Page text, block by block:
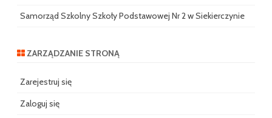
Samorząd Szkolny Szkoły Podstawowej Nr 2 w Siekierczynie
ZARZĄDZANIE STRONĄ
Zarejestruj się
Zaloguj się